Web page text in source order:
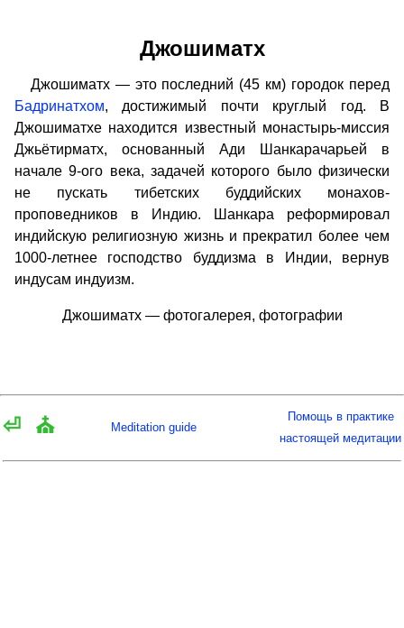
Джошиматх
Джошиматх — это последний (45 км) городок перед
Бадринатхом, достижимый почти круглый год. В
Джошиматхе находится известный монастырь-миссия
Джьётирматх, основанный Ади Шанкарачарьей в
начале 9-ого века, задачей которого было физически
не пускать тибетских буддийских монахов-
проповедников в Индию. Шанкара реформировал
индийскую религиозную жизнь и прекратил более чем
1000-летнее господство буддизма в Индии, вернув
индусам индуизм.
Джошиматх — фотогалерея, фотографии
⏎ ⛪ Meditation guide
Помощь в практике
настоящей медитации